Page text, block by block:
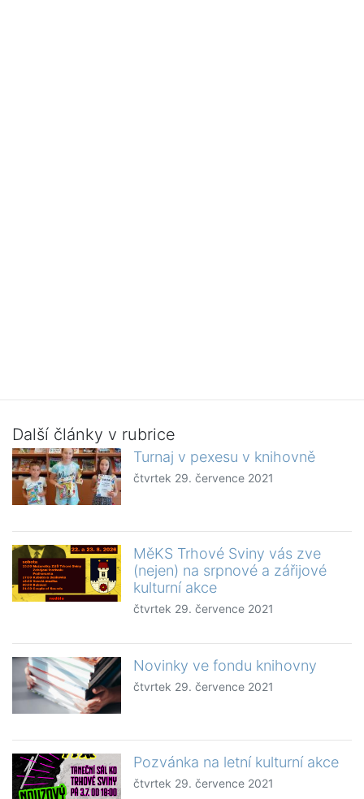
Další články v rubrice
Turnaj v pexesu v knihovně
čtvrtek 29. července 2021
MěKS Trhové Sviny vás zve
(nejen) na srpnové a zářijové
kulturní akce
čtvrtek 29. července 2021
Novinky ve fondu knihovny
čtvrtek 29. července 2021
Pozvánka na letní kulturní akce
čtvrtek 29. července 2021